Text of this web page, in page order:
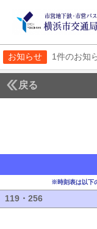
お知らせ 1件のお知
戻る
※時刻表は以下
119・256